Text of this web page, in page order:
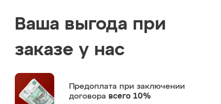
Ваша выгода при
заказе у нас
Предоплата при заключении
договора всего 10%